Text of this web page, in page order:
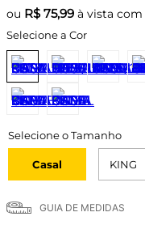
ou R$ 75,99 à vista com
Selecione a Cor
Casal KING
GUIA DE MEDIDAS